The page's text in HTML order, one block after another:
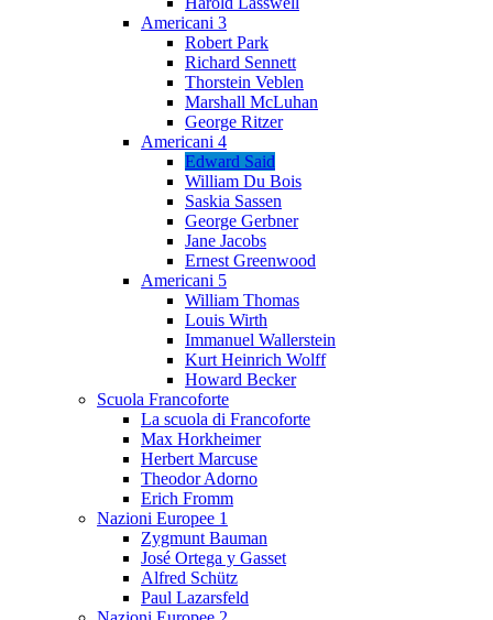
Americani 3
Robert Park
Richard Sennett
Thorstein Veblen
Marshall McLuhan
George Ritzer
Americani 4
Edward Said
William Du Bois
Saskia Sassen
George Gerbner
Jane Jacobs
Ernest Greenwood
Americani 5
William Thomas
Louis Wirth
Immanuel Wallerstein
Kurt Heinrich Wolff
Howard Becker
Scuola Francoforte
La scuola di Francoforte
Max Horkheimer
Herbert Marcuse
Theodor Adorno
Erich Fromm
Nazioni Europee 1
Zygmunt Bauman
José Ortega y Gasset
Alfred Schütz
Paul Lazarsfeld